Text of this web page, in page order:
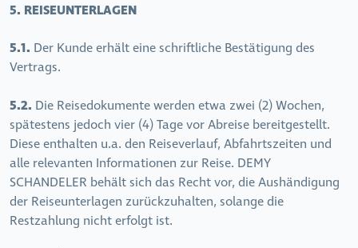
5. REISEUNTERLAGEN
5.1. Der Kunde erhält eine schriftliche Bestätigung des
Vertrags.
5.2. Die Reisedokumente werden etwa zwei (2) Wochen,
spätestens jedoch vier (4) Tage vor Abreise bereitgestellt.
Diese enthalten u.a. den Reiseverlauf, Abfahrtszeiten und
alle relevanten Informationen zur Reise. DEMY
SCHANDELER behält sich das Recht vor, die Aushändigung
der Reiseunterlagen zurückzuhalten, solange die
Restzahlung nicht erfolgt ist.